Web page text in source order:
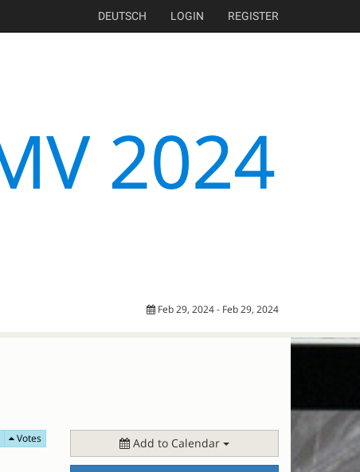
DEUTSCH LOGIN REGISTER
Feb 29, 2024 - Feb 29, 2024
Votes Add to Calendar